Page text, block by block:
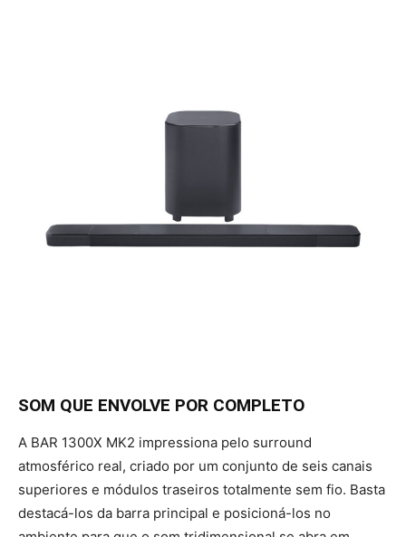
SOM QUE ENVOLVE POR COMPLETO
A BAR 1300X MK2 impressiona pelo surround
atmosférico real, criado por um conjunto de seis canais
superiores e módulos traseiros totalmente sem fio. Basta
destacá-los da barra principal e posicioná-los no